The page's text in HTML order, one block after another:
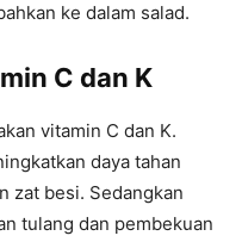
ke dalam salad.
C dan K
vitamin C dan K.
daya tahan
zat besi. Sedangkan
tulang dan pembekuan